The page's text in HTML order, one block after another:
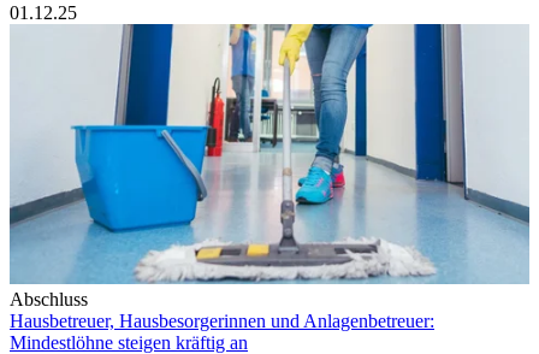
01.12.25
Abschluss
Hausbetreuer, Hausbesorgerinnen und Anlagenbetreuer:
Mindestlöhne steigen kräftig an